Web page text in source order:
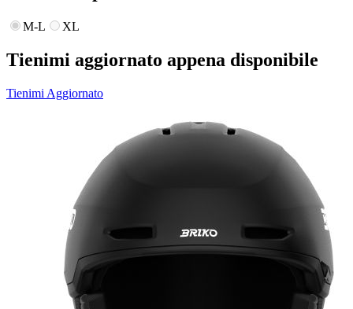
M-L XL
Tienimi aggiornato appena disponibile
Tienimi Aggiornato